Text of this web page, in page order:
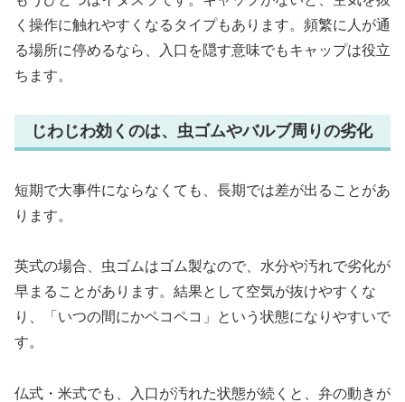
く操作に触れやすくなるタイプもあります。頻繁に人が通
る場所に停めるなら、入口を隠す意味でもキャップは役立
ちます。
じわじわ効くのは、虫ゴムやバルブ周りの劣化
短期で大事件にならなくても、長期では差が出ることがあ
ります。
英式の場合、虫ゴムはゴム製なので、水分や汚れで劣化が
早まることがあります。結果として空気が抜けやすくな
り、「いつの間にかペコペコ」という状態になりやすいで
す。
仏式・米式でも、入口が汚れた状態が続くと、弁の動きが